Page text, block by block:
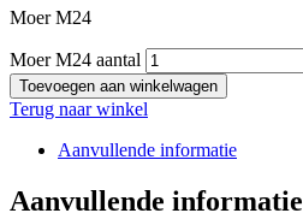
Moer M24
Moer M24 aantal
Toevoegen aan winkelwagen
Terug naar winkel
Aanvullende informatie
Aanvullende informatie